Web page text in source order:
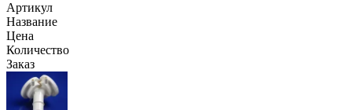
Артикул
Название
Цена
Количество
Заказ